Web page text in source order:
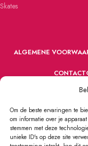
Om de beste ervaringen te
om informatie over je
stemmen met deze
unieke ID's op deze site
Skates
ALGEMENE
CONTACT